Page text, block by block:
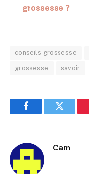
grossesse ?
conseils grossesse
grossesse savoir
FacebookTwitter
Cam